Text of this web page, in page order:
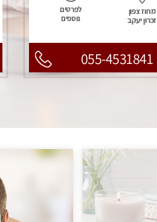
מחוז צפון
זכרון יעקב
לפרטים
נוספים
055-4531841